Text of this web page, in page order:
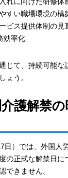
すい職場環境の構
ビス提供体制の見
効率化
じて、持続可能な
ょう。
護解禁
日）では、外国人
の正式な解禁日に
できません。